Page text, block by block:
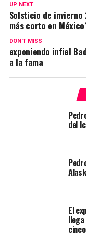
UP NEXT
Solsticio de
más corto en
DON'T MISS
exponiendo infiel
a la fama
del
El